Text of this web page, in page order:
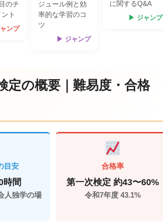
のチ
ト
ンプ
ジュール例と効
率的な学習のコ
ツ
▶ ジャンプ
に関するQ&A
▶ ジャンプ
定の概要｜難易度・合格
目安
時間
人独学の場
合格率
第一次検定 約43〜60%
令和7年度 43.1%